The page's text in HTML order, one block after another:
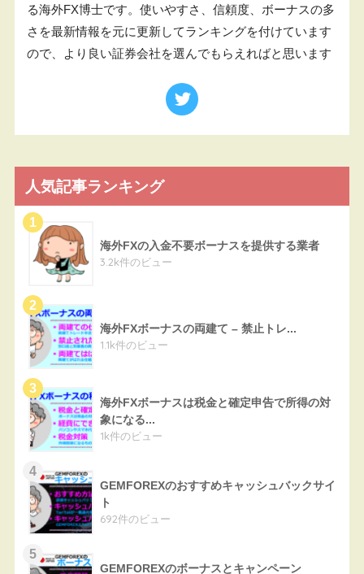
る海外FX博士です。使いやすさ、信頼度、ボーナスの多
さを最新情報を元に更新してランキングを付けています
ので、より良い証券会社を選んでもらえればと思います
人気記事ランキング
海外FXの入金不要ボーナスを提供する業者
3.2k件のビュー
海外FXボーナスの両建て – 禁止トレ...
1.1k件のビュー
海外FXボーナスは税金と確定申告で所得の対
象になる...
1k件のビュー
GEMFOREXのおすすめキャッシュバックサイ
ト
692件のビュー
GEMFOREXのボーナスとキャンペーン